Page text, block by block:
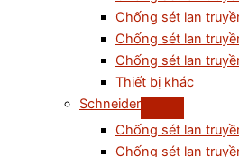
Chống sét lan
Chống sét lan
Chống sét lan
Thiết bị khác
Schneider
Chống sét lan
Chống sét lan